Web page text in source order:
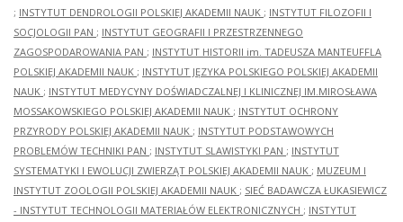
; INSTYTUT DENDROLOGII POLSKIEJ AKADEMII NAUK ; INSTYTUT FILOZOFII I
SOCJOLOGII PAN ; INSTYTUT GEOGRAFII I PRZESTRZENNEGO
ZAGOSPODAROWANIA PAN ; INSTYTUT HISTORII im. TADEUSZA MANTEUFFLA
POLSKIEJ AKADEMII NAUK ; INSTYTUT JĘZYKA POLSKIEGO POLSKIEJ AKADEMII
NAUK ; INSTYTUT MEDYCYNY DOŚWIADCZALNEJ I KLINICZNEJ IM.MIROSŁAWA
MOSSAKOWSKIEGO POLSKIEJ AKADEMII NAUK ; INSTYTUT OCHRONY
PRZYRODY POLSKIEJ AKADEMII NAUK ; INSTYTUT PODSTAWOWYCH
PROBLEMÓW TECHNIKI PAN ; INSTYTUT SLAWISTYKI PAN ; INSTYTUT
SYSTEMATYKI I EWOLUCJI ZWIERZĄT POLSKIEJ AKADEMII NAUK ; MUZEUM I
INSTYTUT ZOOLOGII POLSKIEJ AKADEMII NAUK ; SIEĆ BADAWCZA ŁUKASIEWICZ
- INSTYTUT TECHNOLOGII MATERIAŁÓW ELEKTRONICZNYCH ; INSTYTUT